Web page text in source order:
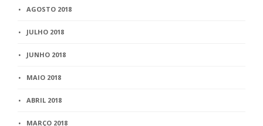
AGOSTO 2018
JULHO 2018
JUNHO 2018
MAIO 2018
ABRIL 2018
MARÇO 2018